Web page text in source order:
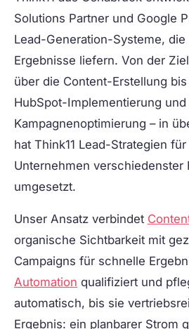
Solutions Partner und Google
Lead-Generation-Systeme, die
Ergebnisse liefern. Von der
über die Content-Erstellung
HubSpot-Implementierung
Kampagnenoptimierung – in
hat Think11 Lead-Strategien
Unternehmen verschiedenster
umgesetzt.
Unser Ansatz verbindet
organische Sichtbarkeit mit
Campaigns für schnelle
Automation qualifiziert und
automatisch, bis sie
Ergebnis: ein planbarer Strom